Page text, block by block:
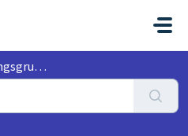
bearbeiten